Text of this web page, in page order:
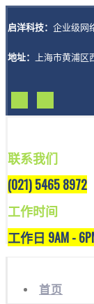
启洋科技： 企业级网
地址： 上海市黄浦
联系我们
(021) 5465 8972
工作时间
工作日 9AM -
首页